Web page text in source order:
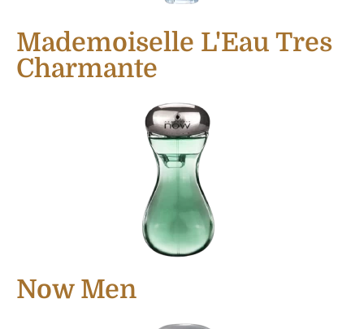
Mademoiselle L'Eau Tres
Charmante
Now Men